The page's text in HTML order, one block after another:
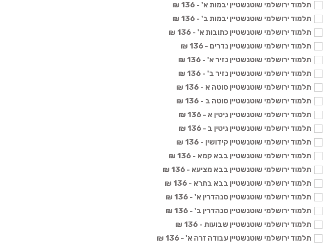
תלמוד ירושלמי שוטנשטיין יבמות א' - 136 ₪
תלמוד ירושלמי שוטנשטיין יבמות ב' - 136 ₪
תלמוד ירושלמי שוטנשטיין כתובות א' - 136 ₪
תלמוד ירושלמי שוטנשטיין נדרים - 136 ₪
תלמוד ירושלמי שוטנשטיין נזיר א' - 136 ₪
תלמוד ירושלמי שוטנשטיין נזיר ב' - 136 ₪
תלמוד ירושלמי שוטנשטיין סוטה א - 136 ₪
תלמוד ירושלמי שוטנשטיין סוטה ב - 136 ₪
תלמוד ירושלמי שוטנשטיין גיטין א - 136 ₪
תלמוד ירושלמי שוטנשטיין גיטין ב - 136 ₪
תלמוד ירושלמי שוטנשטיין קידושין - 136 ₪
תלמוד ירושלמי שוטנשטיין בבא קמא - 136 ₪
תלמוד ירושלמי שוטנשטיין בבא מציעא - 136 ₪
תלמוד ירושלמי שוטנשטיין בבא בתרא - 136 ₪
תלמוד ירושלמי שוטנשטיין סנהדרין א' - 136 ₪
תלמוד ירושלמי שוטנשטיין סנהדרין ב' - 136 ₪
תלמוד ירושלמי שוטנשטיין שבועות - 136 ₪
תלמוד ירושלמי שוטנשטיין עבודה זרה א' - 136 ₪